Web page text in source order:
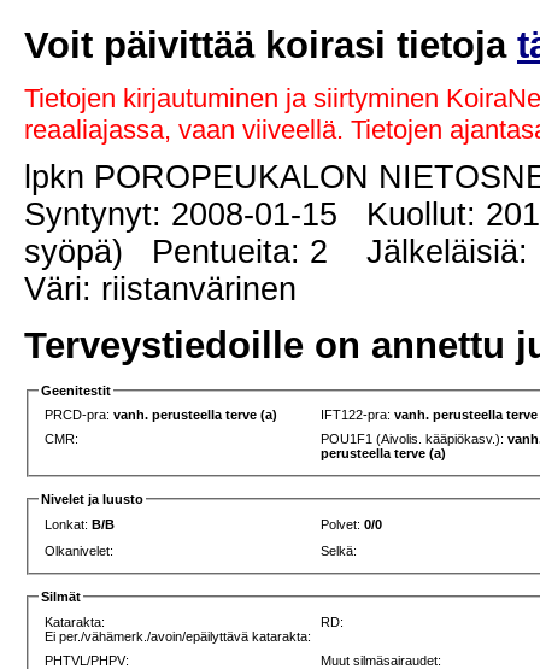
Voit päivittää koirasi tietoja
Tietojen kirjautuminen ja siirtyminen
reaaliajassa, vaan viiveellä. Tietojen
lpkn POROPEUKALON
Syntynyt: 2008-01-15 Kuollut:
syöpä) Pentueita: 2 Jälkeläisiä:
Väri: riistanvärinen
Terveystiedoille on annettu
Geenitestit
PRCD-pra:vanh. perusteella terve (a) IFT122-pra:vanh. perusteella terve
CMR:
POU1F1 (Aivolis. kääpiökasv.):
perusteella terve (a)
Nivelet ja luusto
Lonkat:B/B Polvet:0/0
Olkanivelet:
Selkä:
Silmät
Katarakta:
Ei per./vähämerk./avoin/epäilyttävä katarakta:
RD:
PHTVL/PHPV: Muut silmäsairaudet: